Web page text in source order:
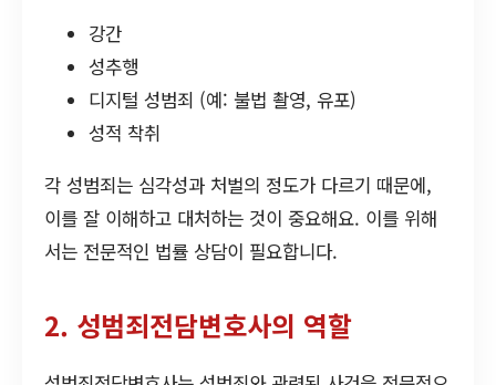
강간
성추행
디지털 성범죄 (예: 불법 촬영, 유포)
성적 착취
각 성범죄는 심각성과 처벌의 정도가 다르기 때문에,
이를 잘 이해하고 대처하는 것이 중요해요. 이를 위해
서는 전문적인 법률 상담이 필요합니다.
2. 성범죄전담변호사의 역할